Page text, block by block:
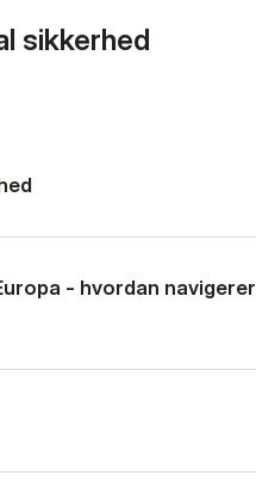
sikkerhed
- hvordan navigerer